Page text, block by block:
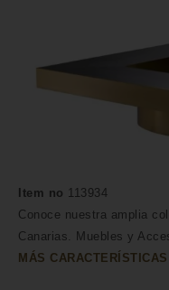
Item no 113934
Conoce nuestra amplia
Canarias. Muebles y
MÁS